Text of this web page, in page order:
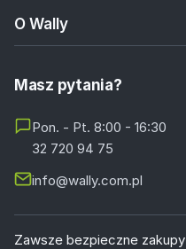
O Wally
Masz pytania?
Pon. - Pt. 8:00 - 16:30
32 720 94 75
info@wally.com.pl
Zawsze bezpieczne zakupy